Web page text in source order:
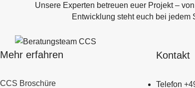
Unsere Experten betreuen euer Projekt –
Entwicklung steht euch bei jedem
Mehr erfahren
CCS Broschüre
Kontakt
Telefon